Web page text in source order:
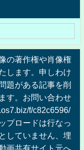
の著作権や肖像権
します。申しわけ
題がある記事を削
す。お問い合わせ
f/c82c6596/
プロードは行なっ
していません、埋
画共有サイト元へ